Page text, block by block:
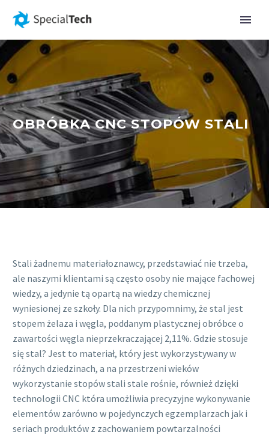
OBRÓBKA CNC STOPÓW STALI
Stali żadnemu materiałoznawcy, przedstawiać nie trzeba,
ale naszymi klientami są często osoby nie mające fachowej
wiedzy, a jedynie tą opartą na wiedzy chemicznej
wyniesionej ze szkoły. Dla nich przypomnimy, że stal jest
stopem żelaza i węgla, poddanym plastycznej obróbce o
zawartości węgla nieprzekraczającej 2,11%. Gdzie stosuje
się stal? Jest to materiał, który jest wykorzystywany w
różnych dziedzinach, a na przestrzeni wieków
wykorzystanie stopów stali stale rośnie, również dzięki
technologii CNC która umożliwia precyzyjne wykonywanie
elementów zarówno w pojedynczych egzemplarzach jak i
seriach produktów z zachowaniem powtarzalności